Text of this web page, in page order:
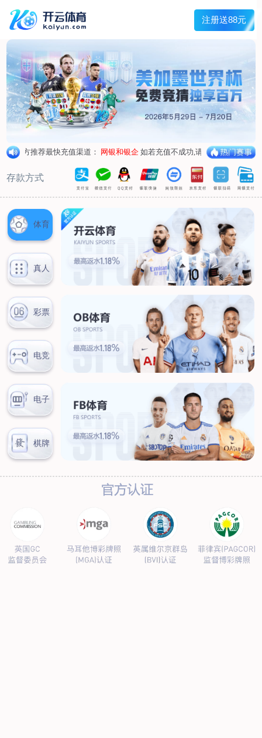
Menu
网站首页
关于我们
产品中心
荣誉资质
厂区设备
人才招聘
新闻中心
销售网点